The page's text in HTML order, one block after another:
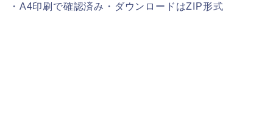
・A4印刷で確認済み・ダウンロードはZIP形式